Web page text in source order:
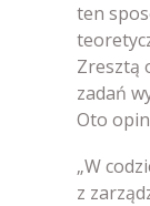
ten
Zresztą
zadań
Oto
„W
z